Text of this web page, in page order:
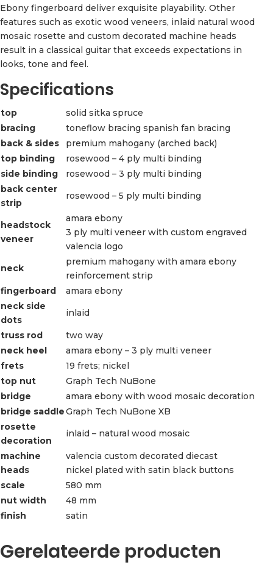
Ebony fingerboard deliver exquisite playability. Other
features such as exotic wood veneers, inlaid natural wood
mosaic rosette and custom decorated machine heads
result in a classical guitar that exceeds expectations in
looks, tone and feel.
Specifications
top
solid sitka spruce
bracing
toneflow bracing spanish fan bracing
back & sides
premium mahogany (arched back)
top binding
rosewood – 4 ply multi binding
side binding
rosewood – 3 ply multi binding
back center
strip
rosewood – 5 ply multi binding
headstock
veneer
amara ebony
3 ply multi veneer with custom engraved
valencia logo
neck
premium mahogany with amara ebony
reinforcement strip
fingerboard
amara ebony
neck side
dots
inlaid
truss rod
two way
neck heel
amara ebony – 3 ply multi veneer
frets
19 frets; nickel
top nut
Graph Tech NuBone
bridge
amara ebony with wood mosaic decoration
bridge saddleGraph Tech NuBone XB
rosette
decoration
inlaid – natural wood mosaic
machine
heads
valencia custom decorated diecast
nickel plated with satin black buttons
scale
580 mm
nut width
48 mm
finish
satin
Gerelateerde producten